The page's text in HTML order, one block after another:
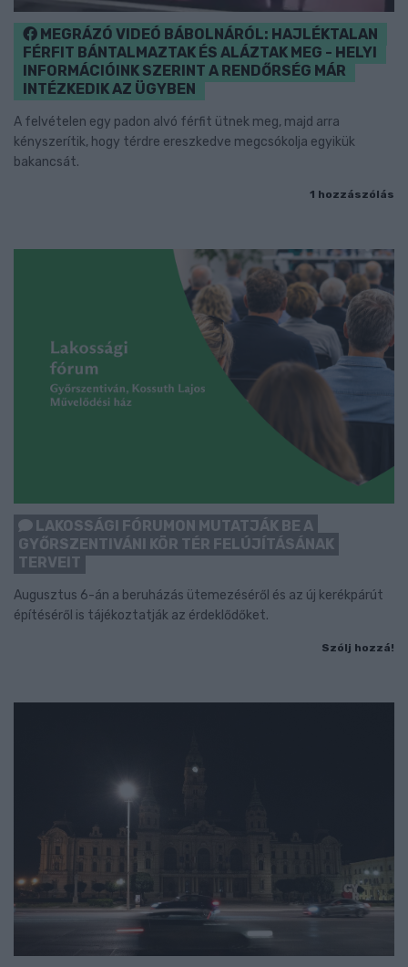
MEGRÁZÓ VIDEÓ BÁBOLNÁRÓL: HAJLÉKTALAN
FÉRFIT BÁNTALMAZTAK ÉS ALÁZTAK MEG - HELYI
INFORMÁCIÓINK SZERINT A RENDŐRSÉG MÁR
INTÉZKEDIK AZ ÜGYBEN
A felvételen egy padon alvó férfit ütnek meg, majd arra
kényszerítik, hogy térdre ereszkedve megcsókolja egyikük
bakancsát.
1 hozzászólás
LAKOSSÁGI FÓRUMON MUTATJÁK BE A
GYŐRSZENTIVÁNI KÖR TÉR FELÚJÍTÁSÁNAK
TERVEIT
Augusztus 6-án a beruházás ütemezéséről és az új kerékpárút
építéséről is tájékoztatják az érdeklődőket.
Szólj hozzá!